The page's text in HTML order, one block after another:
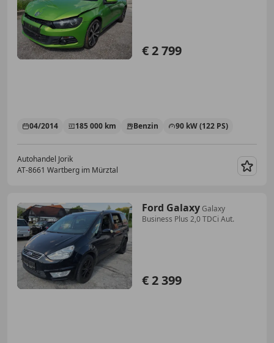
€ 2 799
04/2014 185 000 km Benzin 90 kW (122 PS)
Autohandel Jorik
AT-8661 Wartberg im Mürztal
Ford GalaxyGalaxy
Business Plus 2,0 TDCi Aut.
€ 2 399